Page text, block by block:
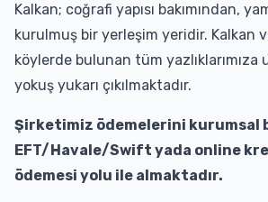
Kalkan; coğrafi yapısı bakımından,
kurulmuş bir yerleşim yeridir. Kalkan
köylerde bulunan tüm yazlıklarımıza
yokuş yukarı çıkılmaktadır.
Şirketimiz ödemelerini kurumsal
EFT/Havale/Swift yada online
ödemesi yolu ile almaktadır.